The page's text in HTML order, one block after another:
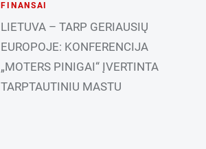
FINANSAI
LIETUVA – TARP GERIAUSIŲ
EUROPOJE: KONFERENCIJA
„MOTERS PINIGAI“ ĮVERTINTA
TARPTAUTINIU MASTU